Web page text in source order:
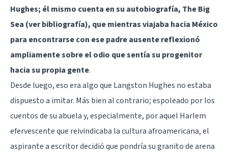
Hughes; él mismo cuenta en su autobiografía, The Big
Sea (ver bibliografía), que mientras viajaba hacia México
para encontrarse con ese padre ausente reflexionó
ampliamente sobre el odio que sentía su progenitor
hacia su propia gente.
Desde luego, eso era algo que Langston Hughes no estaba
dispuesto a imitar. Más bien al contrario; espoleado por los
cuentos de su abuela y, especialmente, por aquel Harlem
efervescente que reivindicaba la cultura afroamericana, el
aspirante a escritor decidió que pondría su granito de arena